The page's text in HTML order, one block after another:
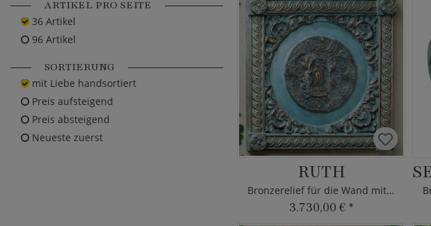
RUTH
Bronzerelief für die Wand mit Maria-Figur
3.730,00 € *
ARTIKEL PRO SEITE
36 Artikel
96 Artikel
SORTIERUNG
mit Liebe handsortiert
Preis aufsteigend
Preis absteigend
Neueste zuerst